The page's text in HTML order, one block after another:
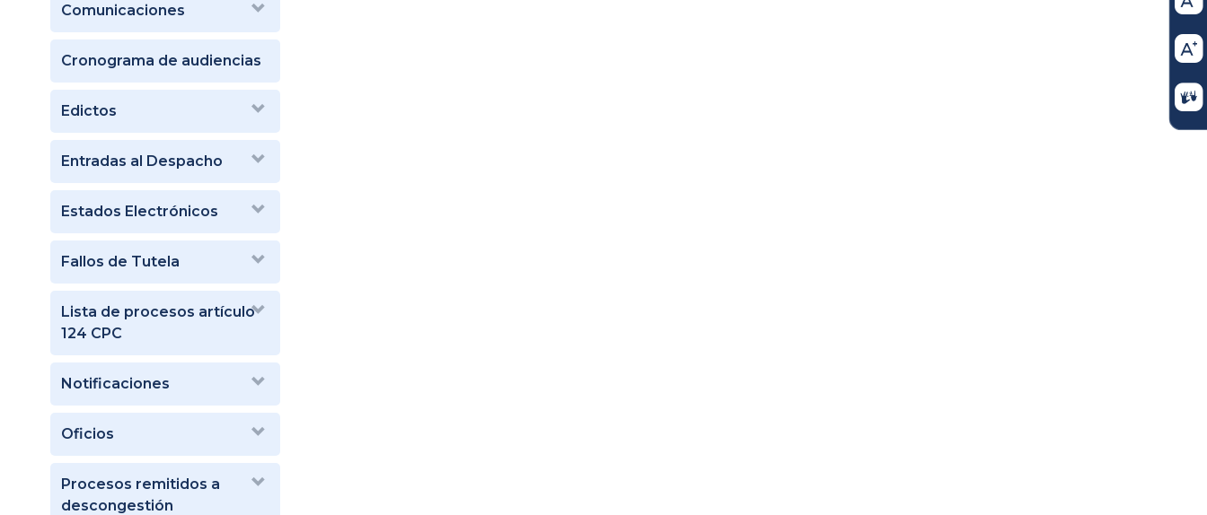
Comunicaciones
Cronograma de audiencias
Edictos
Entradas al Despacho
Estados Electrónicos
Fallos de Tutela
Lista de procesos artículo
124 CPC
Notificaciones
Oficios
Procesos remitidos a
descongestión